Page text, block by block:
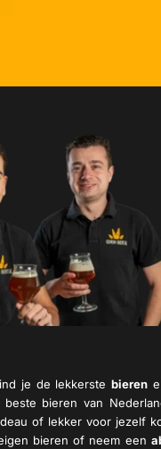
je de lekkerstebieren
bieren van
of lekker voor jezelf
bieren of neem een